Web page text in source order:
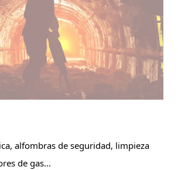
alfombras de seguridad, limpieza
de gas...